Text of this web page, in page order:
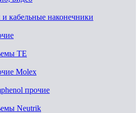
кабельные наконечники
TE
Molex
прочие
Neutrik